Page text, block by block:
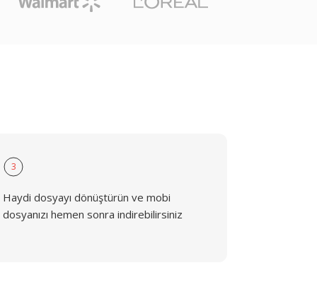
3
Haydi dosyayı dönüştürün ve mobi
dosyanızı hemen sonra indirebilirsiniz